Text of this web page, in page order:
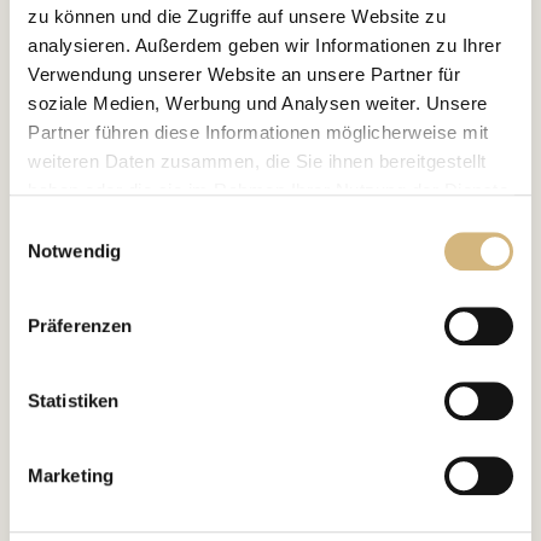
zu können und die Zugriffe auf unsere Website zu
analysieren. Außerdem geben wir Informationen zu Ihrer
Verwendung unserer Website an unsere Partner für
soziale Medien, Werbung und Analysen weiter. Unsere
Partner führen diese Informationen möglicherweise mit
weiteren Daten zusammen, die Sie ihnen bereitgestellt
und im
mehr darüber, wer wir sind, wie Sie uns
kontaktieren können und wie wir personenbezogene
Notwendig
Präferenzen
Statistiken
Marketing
DAS PROJEKT
Auf Initiative der Tierschutzstiftung "HumanaResort